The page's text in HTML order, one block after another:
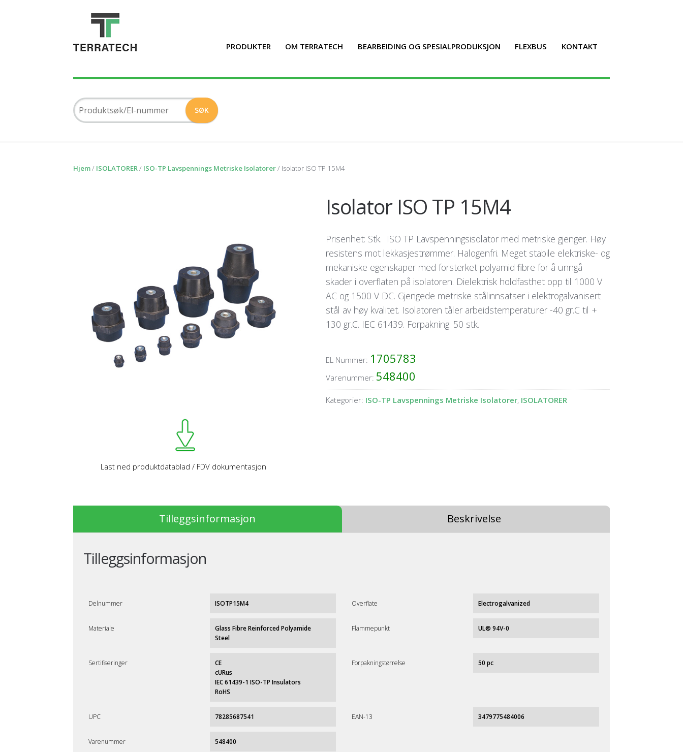
PRODUKTER OM TERRATECH BEARBEIDING OG SPESIALPRODUKSJON FLEXBUS KONTAKT
Hjem/ ISOLATORER / ISO-TP Lavspennings Metriske Isolatorer/ Isolator ISO TP 15M4
Last ned produktdatablad / FDV dokumentasjon
Isolator ISO TP 15M4
Prisenhet: Stk. ISO TP Lavspenningsisolator med metriske gjenger. Høy
resistens mot lekkasjestrømmer. Halogenfri. Meget stabile elektriske- og
mekaniske egenskaper med forsterket polyamid fibre for å unngå
skader i overflaten på isolatoren. Dielektrisk holdfasthet opp til 1000 V
AC og 1500 V DC. Gjengede metriske stålinnsatser i elektrogalvanisert
stål av høy kvalitet. Isolatoren tåler arbeidstemperaturer -40 gr.C til +
130 gr.C. IEC 61439. Forpakning: 50 stk.
EL Nummer: 1705783
Varenummer: 548400
Kategorier: ISO-TP Lavspennings Metriske Isolatorer, ISOLATORER
Tilleggsinformasjon Beskrivelse
Tilleggsinformasjon
Delnummer ISOTP15M4 Overflate Electrogalvanized
Materiale
Glass Fibre Reinforced Polyamide
Steel
Flammepunkt UL® 94V-0
Sertifiseringer
CE
cURus
IEC 61439-1 ISO-TP Insulators
RoHS
Forpakningstørrelse 50 pc
UPC 78285687541 EAN-13 3479775484006
Varenummer 548400